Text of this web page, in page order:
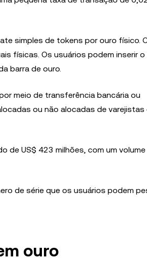
simples de tokens por ouro físico.
físicas. Os usuários podem inserir
barra de ouro.
meio de transferência bancária ou
ou não alocadas de varejistas
de US$ 423 milhões, com um
de série que os usuários podem
ouro